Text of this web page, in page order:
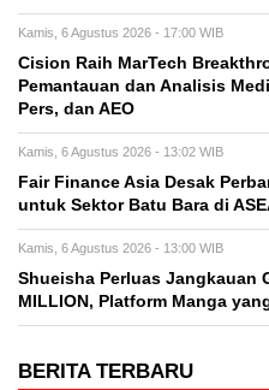
Kamis, 6 Agustus 2026 - 17:00 WIB
Cision Raih MarTech
Pemantauan dan Analisis
Pers, dan AEO
Kamis, 6 Agustus 2026 - 13:02 WIB
Fair Finance Asia Desak
untuk Sektor Batu Bara di
Kamis, 6 Agustus 2026 - 13:00 WIB
Shueisha Perluas Jangkauan
MILLION, Platform Manga
BERITA TERBARU